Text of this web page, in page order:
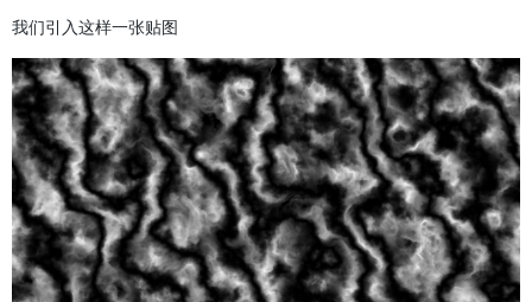
我们引入这样一张贴图